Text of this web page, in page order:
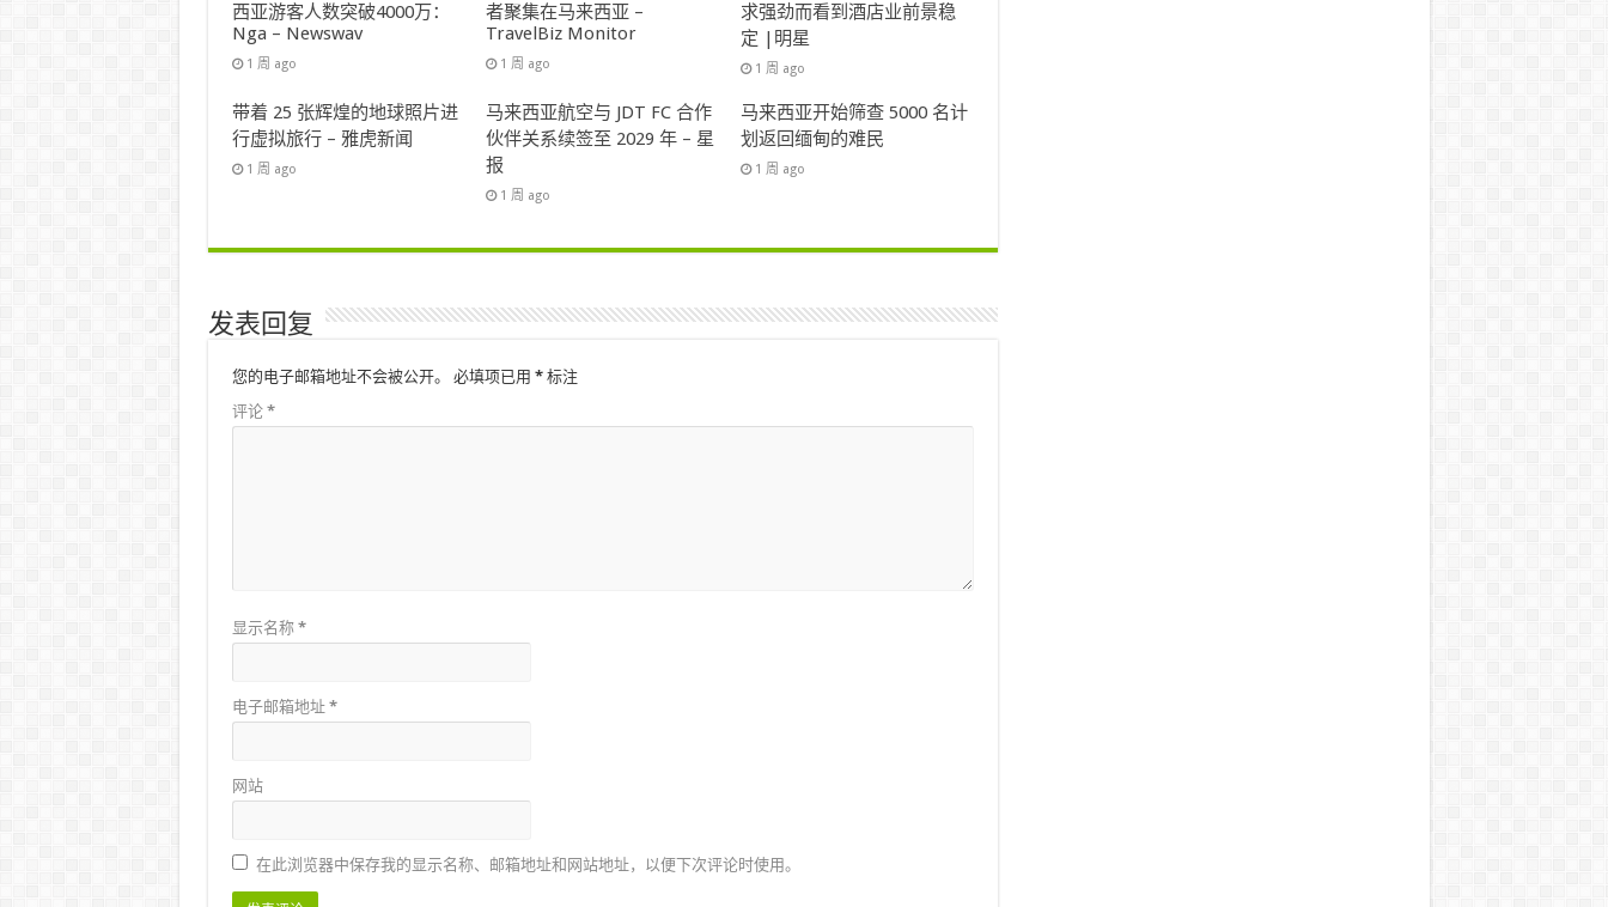
西亚游客人数突破4000万：
Nga – Newswav
1 周 ago
者聚集在马来西亚 –
TravelBiz Monitor
1 周 ago
求强劲而看到酒店业前景稳
定 |明星
1 周 ago
带着 25 张辉煌的地球照片进
行虚拟旅行 – 雅虎新闻
1 周 ago
马来西亚航空与 JDT FC 合作
伙伴关系续签至 2029 年 – 星
报
1 周 ago
马来西亚开始筛查 5000 名计
划返回缅甸的难民
1 周 ago
发表回复
您的电子邮箱地址不会被公开。 必填项已用 *标注
评论 *
显示名称 *
电子邮箱地址 *
网站
在此浏览器中保存我的显示名称、邮箱地址和网站地址，以便下次评论时使用。